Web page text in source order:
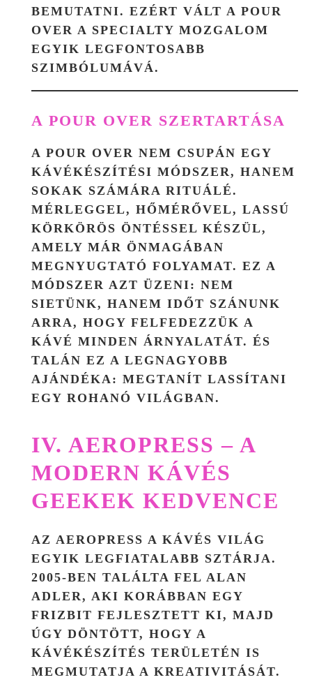
BEMUTATNI. EZÉRT VÁLT A POUR
OVER A SPECIALTY MOZGALOM
EGYIK LEGFONTOSABB
SZIMBÓLUMÁVÁ.
A POUR OVER SZERTARTÁSA
A POUR OVER NEM CSUPÁN EGY
KÁVÉKÉSZÍTÉSI MÓDSZER, HANEM
SOKAK SZÁMÁRA RITUÁLÉ.
MÉRLEGGEL, HŐMÉRŐVEL, LASSÚ
KÖRKÖRÖS ÖNTÉSSEL KÉSZÜL,
AMELY MÁR ÖNMAGÁBAN
MEGNYUGTATÓ FOLYAMAT. EZ A
MÓDSZER AZT ÜZENI: NEM
SIETÜNK, HANEM IDŐT SZÁNUNK
ARRA, HOGY FELFEDEZZÜK A
KÁVÉ MINDEN ÁRNYALATÁT. ÉS
TALÁN EZ A LEGNAGYOBB
AJÁNDÉKA: MEGTANÍT LASSÍTANI
EGY ROHANÓ VILÁGBAN.
IV. AEROPRESS – A
MODERN KÁVÉS
GEEKEK KEDVENCE
AZ AEROPRESS A KÁVÉS VILÁG
EGYIK LEGFIATALABB SZTÁRJA.
2005-BEN TALÁLTA FEL ALAN
ADLER, AKI KORÁBBAN EGY
FRIZBIT FEJLESZTETT KI, MAJD
ÚGY DÖNTÖTT, HOGY A
KÁVÉKÉSZÍTÉS TERÜLETÉN IS
MEGMUTATJA A KREATIVITÁSÁT.